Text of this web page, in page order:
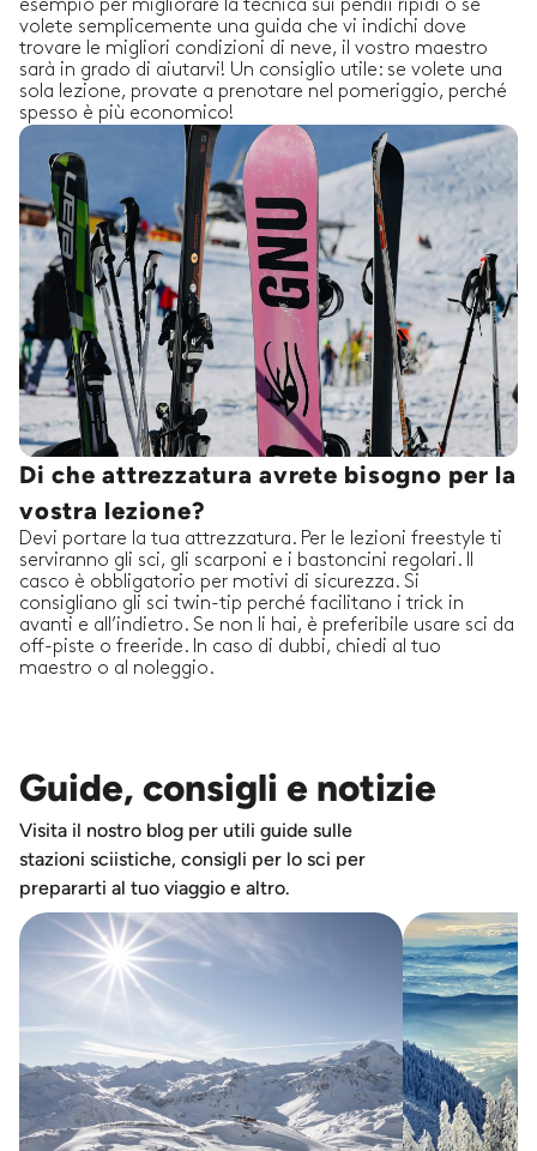
esempio per migliorare la tecnica sui pendii ripidi o se
volete semplicemente una guida che vi indichi dove
trovare le migliori condizioni di neve, il vostro maestro
sarà in grado di aiutarvi! Un consiglio utile: se volete una
sola lezione, provate a prenotare nel pomeriggio, perché
spesso è più economico!
Di che attrezzatura avrete bisogno per la
vostra lezione?
Devi portare la tua attrezzatura. Per le lezioni freestyle ti
serviranno gli sci, gli scarponi e i bastoncini regolari. Il
casco è obbligatorio per motivi di sicurezza. Si
consigliano gli sci twin-tip perché facilitano i trick in
avanti e all’indietro. Se non li hai, è preferibile usare sci da
off-piste o freeride. In caso di dubbi, chiedi al tuo
maestro o al noleggio.
Guide, consigli e notizie
Visita il nostro blog per utili guide sulle
stazioni sciistiche, consigli per lo sci per
prepararti al tuo viaggio e altro.